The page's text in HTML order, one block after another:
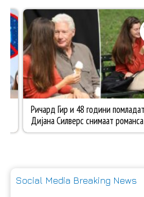
Social Media Breaking News